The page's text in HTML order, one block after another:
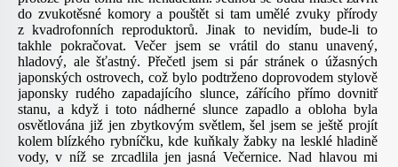
do zvukotěsné komory a pouštět si tam umělé zvuky přírody
z kvadrofonních reproduktorů. Jinak to nevidím, bude-li to
takhle pokračovat. Večer jsem se vrátil do stanu unavený,
hladový, ale šťastný. Přečetl jsem si pár stránek o úžasných
japonských ostrovech, což bylo podtrženo doprovodem stylově
japonsky rudého zapadajícího slunce, zářícího přímo dovnitř
stanu, a když i toto nádherné slunce zapadlo a obloha byla
osvětlována již jen zbytkovým světlem, šel jsem se ještě projít
kolem blízkého rybníčku, kde kuňkaly žabky na lesklé hladině
vody, v níž se zrcadlila jen jasná Večernice. Nad hlavou mi